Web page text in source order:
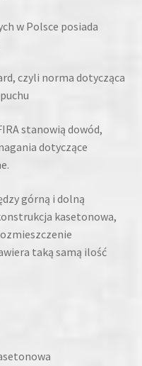
w Polsce posiada
czyli norma dotycząca
stanowią dowód,
dotyczące
górną i dolną
kasetonowa,
taką samą ilość